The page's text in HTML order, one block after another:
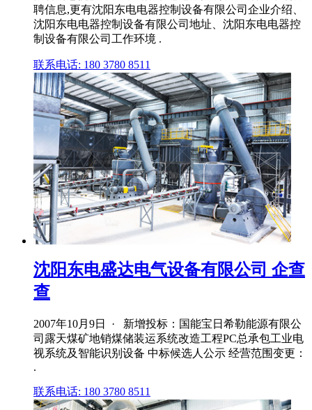
聘信息,更有沈阳东电电器控制设备有限公司企业介绍、
沈阳东电电器控制设备有限公司地址、沈阳东电电器控
制设备有限公司工作环境 .
联系电话: 180 3780 8511
沈阳东电盛达电气设备有限公司 企查
查
2007年10月9日 · 新增投标：国能宝日希勒能源有限公
司露天煤矿地销煤储装运系统改造工程PC总承包工业电
视系统及智能识别设备 中标候选人公示 经营范围变更：
.
联系电话: 180 3780 8511